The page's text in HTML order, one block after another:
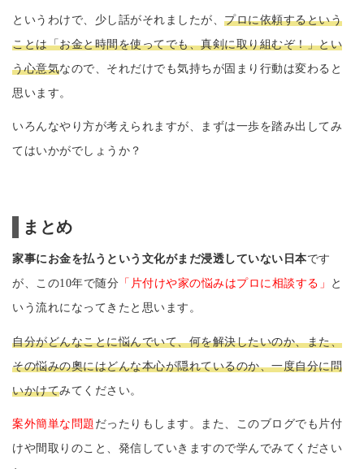
というわけで、少し話がそれましたが、 プロに依頼するという
ことは「お金と時間を使ってでも、真剣に取り組むぞ！」とい
う心意気なので、それだけでも気持ちが固まり行動は変わると
思います。
いろんなやり方が考えられますが、まずは一歩を踏み出してみ
てはいかがでしょうか？
まとめ
家事にお金を払うという文化がまだ浸透していない日本です
が、この10年で随分 「片付けや家の悩みはプロに相談する」
と
いう流れになってきたと思います。
自分がどんなことに悩んでいて、何を解決したいのか、また、
その悩みの奧にはどんな本心が隠れているのか、一度自分に問
いかけてみてください。
案外簡単な問題 だったりもします。また、このブログでも片付
けや間取りのこと、発信していきますので学んでみてください